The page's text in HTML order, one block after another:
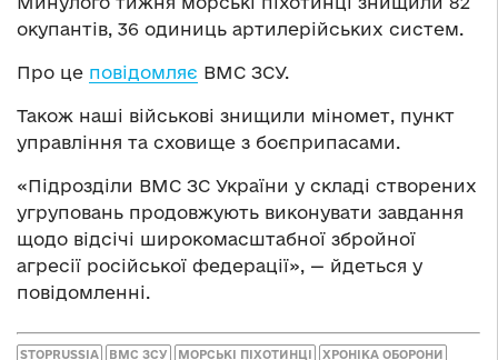
окупантів, 36 одиниць артилерійських систем.
Про це повідомляє ВМС ЗСУ.
Також наші військові знищили міномет, пункт
управління та сховище з боєприпасами.
«Підрозділи ВМС ЗС України у складі створених
угруповань продовжують виконувати завдання
щодо відсічі широкомасштабної збройної
агресії російської федерації», — йдеться у
повідомленні.
STOPRUSSIA ВМС ЗСУ МОРСЬКІ ПІХОТИНЦІ ХРОНІКА ОБОРОНИ